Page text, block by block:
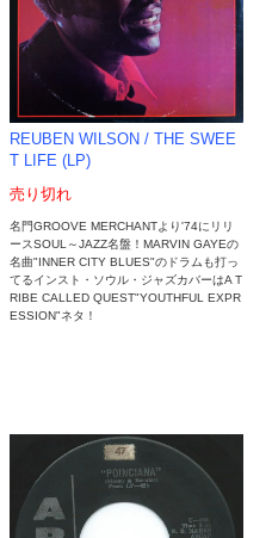
REUBEN WILSON / THE SWEE
T LIFE (LP)
売り切れ
名門GROOVE MERCHANTより'74にリリ
ースSOUL～JAZZ名盤！MARVIN GAYEの
名曲"INNER CITY BLUES"のドラムも打っ
てるインスト・ソウル・ジャズカバーはA T
RIBE CALLED QUEST"YOUTHFUL EXPR
ESSION"ネタ！